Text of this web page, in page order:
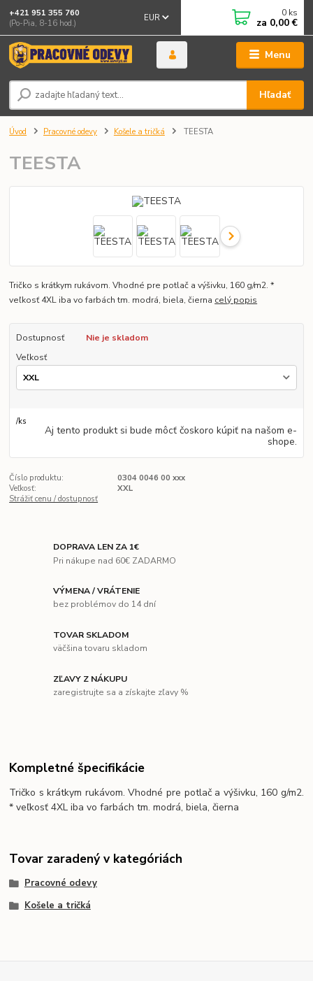
Menu
EUR
Hľadať
+421 951 355 760
(Po-Pia, 8-16 hod.)
0 ks
za 0,00 €
Úvod Pracovné odevy Košele a tričká TEESTA
TEESTA
Tričko s krátkym rukávom. Vhodné pre potlač a výšivku, 160 g/m2. *
veľkosť 4XL iba vo farbách tm. modrá, biela, čierna celý popis
Dostupnosť
Nie je skladom
Veľkosť
/ks
Aj tento produkt si bude môcť čoskoro kúpiť na našom e-
shope.
Číslo produktu:
0304 0046 00 xxx
Veľkosť:
XXL
Strážiť cenu / dostupnosť
DOPRAVA LEN ZA 1€
Pri nákupe nad 60€ ZADARMO
VÝMENA / VRÁTENIE
bez problémov do 14 dní
TOVAR SKLADOM
väčšina tovaru skladom
ZĽAVY Z NÁKUPU
zaregistrujte sa a získajte zľavy %
Kompletné špecifikácie
Tričko s krátkym rukávom. Vhodné pre potlač a výšivku, 160 g/m2.
* veľkosť 4XL iba vo farbách tm. modrá, biela, čierna
Tovar zaradený v kategóriách
Pracovné odevy
Košele a tričká